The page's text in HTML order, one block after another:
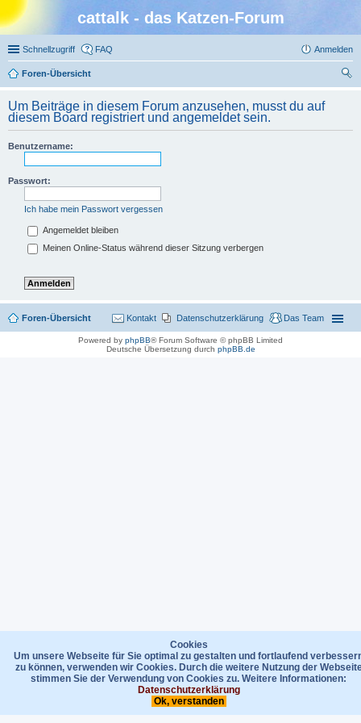
cattalk - das Katzen-Forum
Schnellzugriff FAQ Anmelden
Foren-Übersicht
Um Beiträge in diesem Forum anzusehen, musst du auf
diesem Board registriert und angemeldet sein.
Benutzername:
Passwort:
Ich habe mein Passwort vergessen
Angemeldet bleiben
Meinen Online-Status während dieser Sitzung verbergen
Cookies
Um unsere Webseite für Sie optimal zu gestalten und fortlaufend
zu können, verwenden wir Cookies. Durch die weitere Nutzung der
stimmen Sie der Verwendung von Cookies zu. Weitere Informationen:
Datenschutzerklärung
Ok, verstanden
Foren-Übersicht Das Team
Datenschutzerklärung
Kontakt
Powered by phpBB® Forum Software © phpBB Limited
Deutsche Übersetzung durch phpBB.de